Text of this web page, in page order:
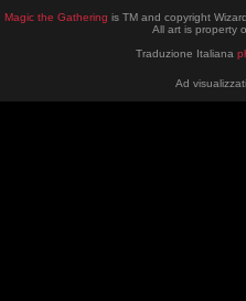
Magic the Gathering is TM and copyright
All art is property
Traduzione Italiana
Ad